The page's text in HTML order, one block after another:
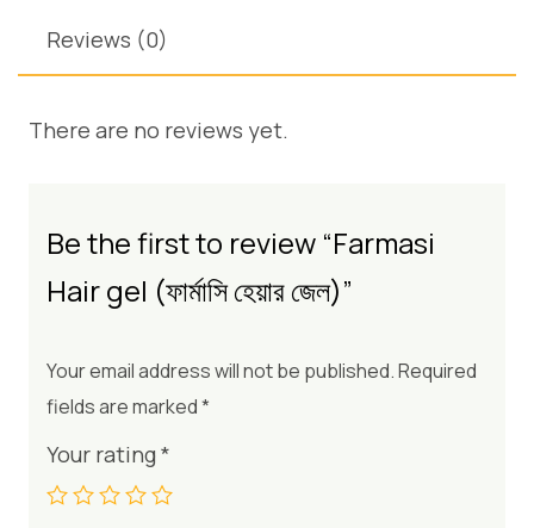
Reviews (0)
There are no reviews yet.
Be the first to review “Farmasi
Hair gel (ফার্মাসি হেয়ার জেল)”
Your email address will not be published.Required
fields are marked*
Your rating*